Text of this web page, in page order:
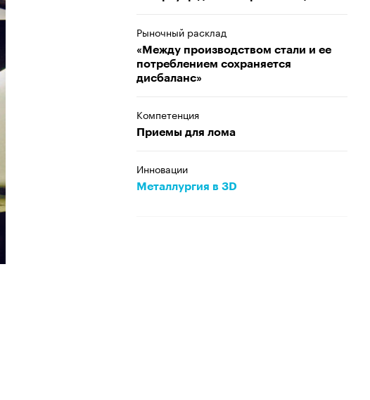
Рыночный расклад
«Между производством стали и ее
потреблением сохраняется
дисбаланс»
Компетенция
Приемы для лома
Инновации
Металлургия в 3D